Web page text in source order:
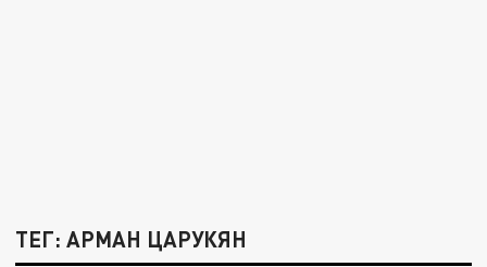
ТЕГ: АРМАН ЦАРУКЯН